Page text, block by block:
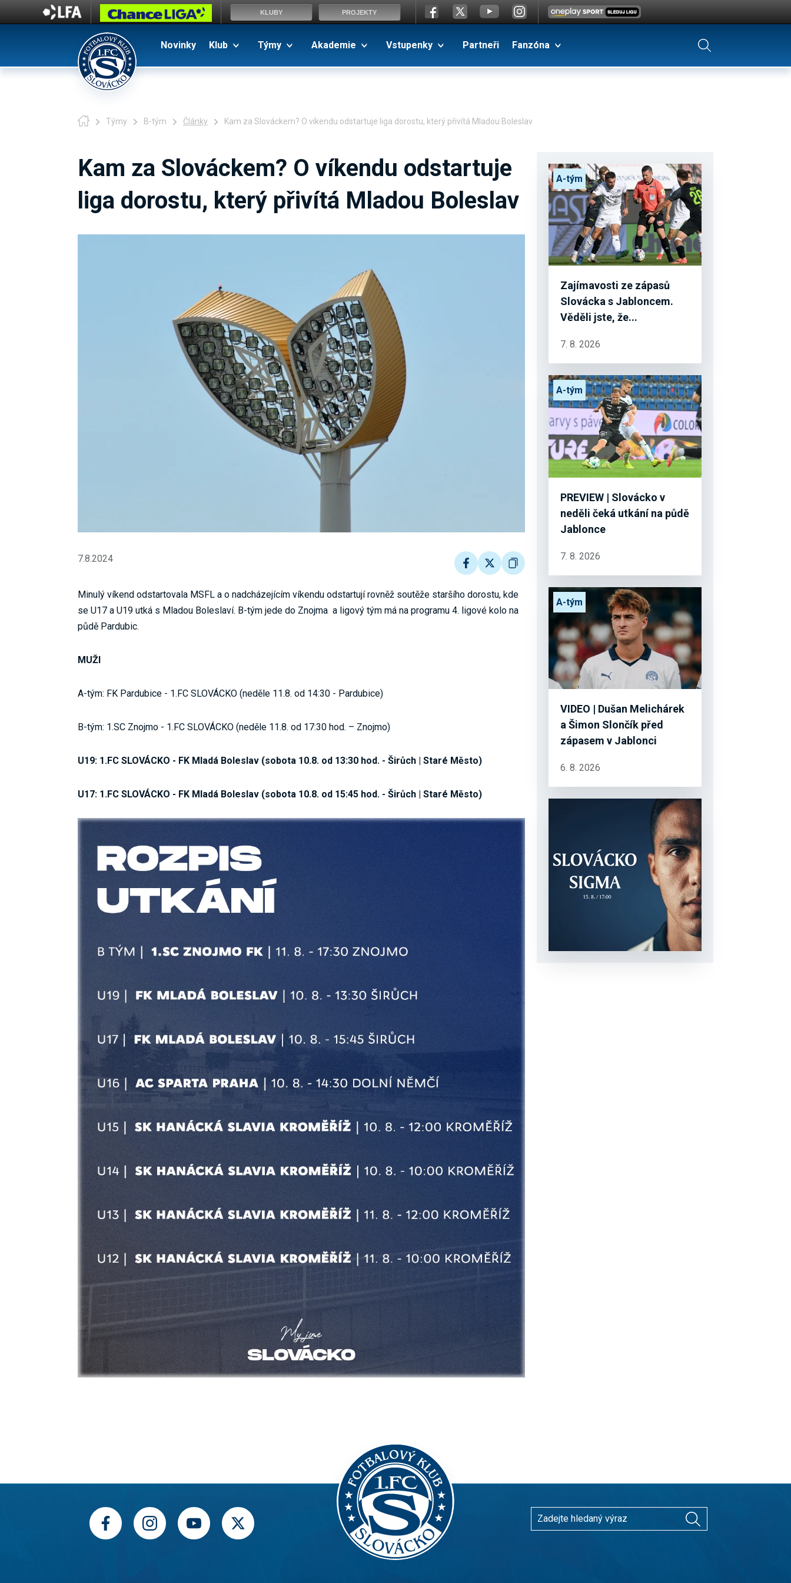
Novinky Klub Týmy Akademie Vstupenky Partneři Fanzóna
Týmy B-tým Články Kam za Slováckem? O víkendu odstartuje liga dorostu, který přivítá Mladou Boleslav
Kam za Slováckem? O víkendu odstartuje
liga dorostu, který přivítá Mladou Boleslav
7.8.2024
Minulý víkend odstartovala MSFL a o nadcházejícím víkendu odstartují rovněž soutěže staršího dorostu, kde
se U17 a U19 utká s Mladou Boleslaví. B-tým jede do Znojma a ligový tým má na programu 4. ligové kolo na
půdě Pardubic.
MUŽI
A-tým: FK Pardubice - 1.FC SLOVÁCKO (neděle 11.8. od 14:30 - Pardubice)
B-tým: 1.SC Znojmo - 1.FC SLOVÁCKO (neděle 11.8. od 17:30 hod. – Znojmo)
U19: 1.FC SLOVÁCKO - FK Mladá Boleslav (sobota 10.8. od 13:30 hod. - Širůch | Staré Město)
U17: 1.FC SLOVÁCKO - FK Mladá Boleslav (sobota 10.8. od 15:45 hod. - Širůch | Staré Město)
Zajímavosti ze zápasů
Slovácka s Jabloncem.
Věděli jste, že...
A-tým
7. 8. 2026
PREVIEW | Slovácko v
neděli čeká utkání na půdě
Jablonce
A-tým
7. 8. 2026
VIDEO | Dušan Melichárek
a Šimon Slončík před
zápasem v Jablonci
A-tým
6. 8. 2026
KLUBY PROJEKTY